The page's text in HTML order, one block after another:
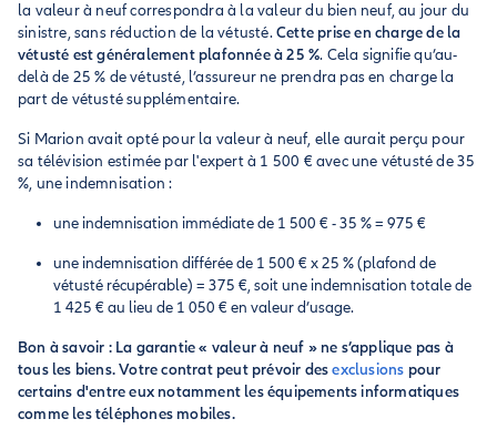
la valeur à neuf correspondra à la valeur du bien neuf, au jour du
sinistre, sans réduction de la vétusté.Cette prise en charge de la
vétusté est généralement plafonnée à 25 %. Cela signifie qu’au-
delà de 25 % de vétusté, l’assureur ne prendra pas en charge la
part de vétusté supplémentaire.
Si Marion avait opté pour la valeur à neuf, elle aurait perçu pour
sa télévision estimée par l'expert à 1 500 € avec une vétusté de 35
%, une indemnisation :
une indemnisation immédiate de 1 500 € - 35 % = 975 €
une indemnisation différée de 1 500 € x 25 % (plafond de
vétusté récupérable) = 375 €, soit une indemnisation totale de
1 425 € au lieu de 1 050 € en valeur d’usage.
Bon à savoir : La garantie « valeur à neuf » ne s’applique pas à
tous les biens. Votre contrat peut prévoir desexclusions pour
certains d'entre eux notamment les équipements informatiques
comme les téléphones mobiles.